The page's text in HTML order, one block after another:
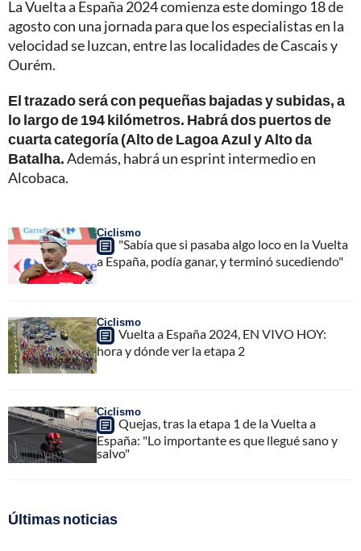
La Vuelta a España 2024comienza este domingo 18 de
agosto con una jornada para que los especialistas en la
velocidad se luzcan, entre las localidades de Cascais y
Ourém.
El trazado será con pequeñas bajadas y subidas, a
lo largo de 194 kilómetros. Habrá dos puertos de
cuarta categoría (Alto de Lagoa Azul y Alto da
Batalha.Además, habrá un esprint intermedio en
Alcobaca.
Ciclismo
"Sabía que si pasaba algo loco en la Vuelta
a España, podía ganar, y terminó sucediendo"
Ciclismo
Vuelta a España 2024, EN VIVO HOY:
hora y dónde ver la etapa 2
Ciclismo
Quejas, tras la etapa 1 de la Vuelta a
España: "Lo importante es que llegué sano y
salvo"
Últimas noticias